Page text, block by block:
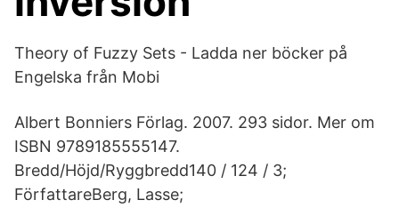
Theory of Fuzzy Sets - Ladda ner böcker på
Engelska från Mobi
Albert Bonniers Förlag. 2007. 293 sidor. Mer om
ISBN 9789185555147.
Bredd/Höjd/Ryggbredd140 / 124 / 3;
FörfattareBerg, Lasse;